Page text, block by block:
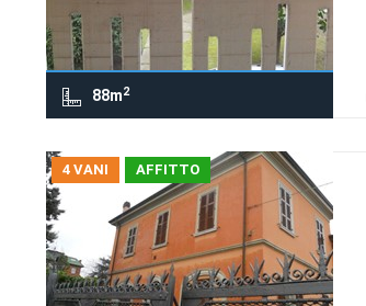
88m2
4 VANI AFFITTO